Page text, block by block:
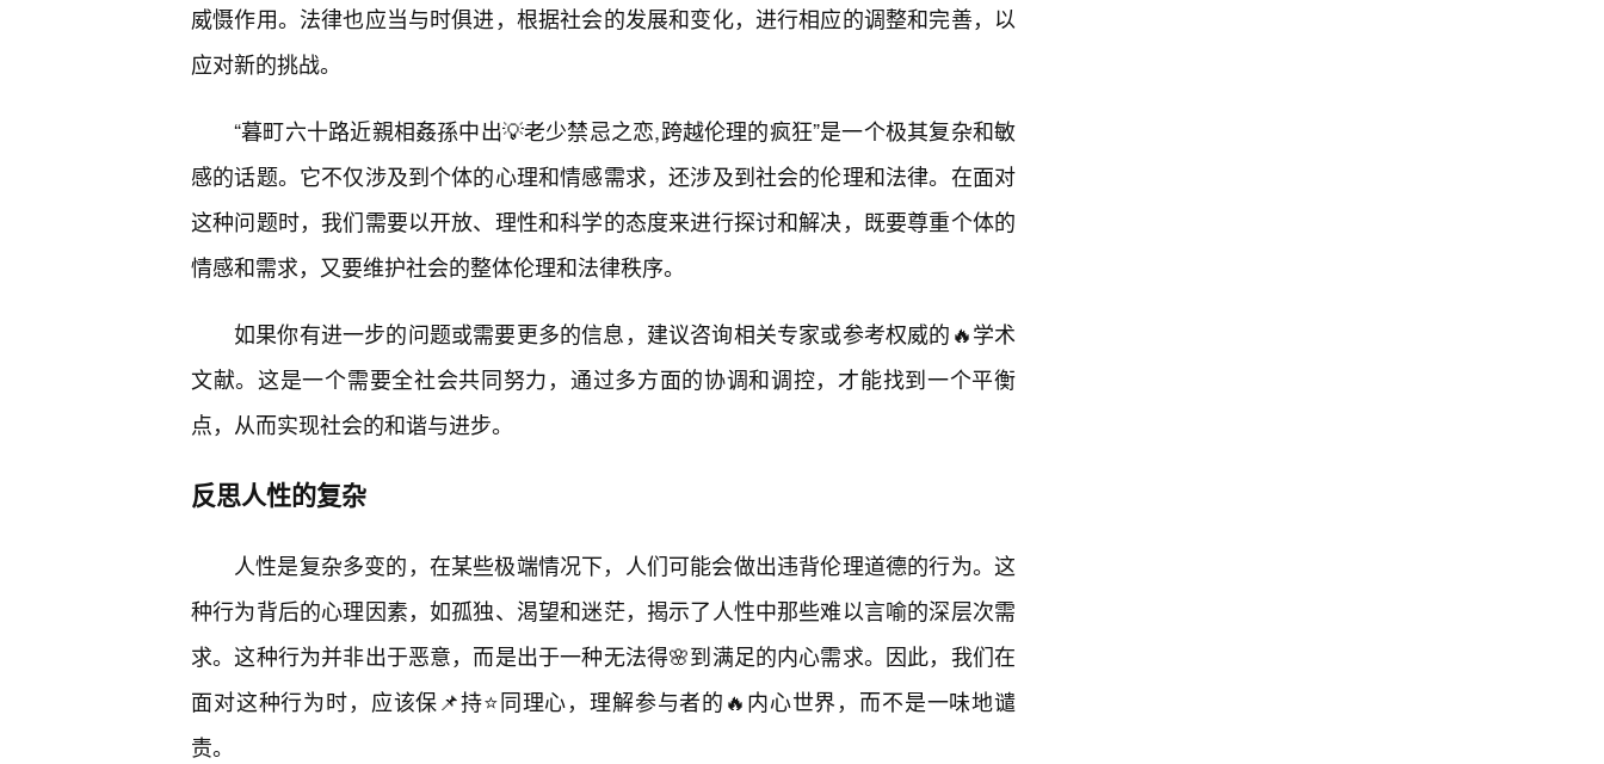
威慑作用。法律也应当与时俱进，根据社会的发展和变化，进行相应的调整和完善，以
应对新的挑战。
“暮町六十路近親相姦孫中出💡老少禁忌之恋,跨越伦理的疯狂”是一个极其复杂和敏
感的话题。它不仅涉及到个体的心理和情感需求，还涉及到社会的伦理和法律。在面对
这种问题时，我们需要以开放、理性和科学的态度来进行探讨和解决，既要尊重个体的
情感和需求，又要维护社会的整体伦理和法律秩序。
如果你有进一步的问题或需要更多的信息，建议咨询相关专家或参考权威的🔥学术
文献。这是一个需要全社会共同努力，通过多方面的协调和调控，才能找到一个平衡
点，从而实现社会的和谐与进步。
反思人性的复杂
人性是复杂多变的，在某些极端情况下，人们可能会做出违背伦理道德的行为。这
种行为背后的心理因素，如孤独、渴望和迷茫，揭示了人性中那些难以言喻的深层次需
求。这种行为并非出于恶意，而是出于一种无法得🌸到满足的内心需求。因此，我们在
面对这种行为时，应该保📌持⭐同理心，理解参与者的🔥内心世界，而不是一味地谴
责。